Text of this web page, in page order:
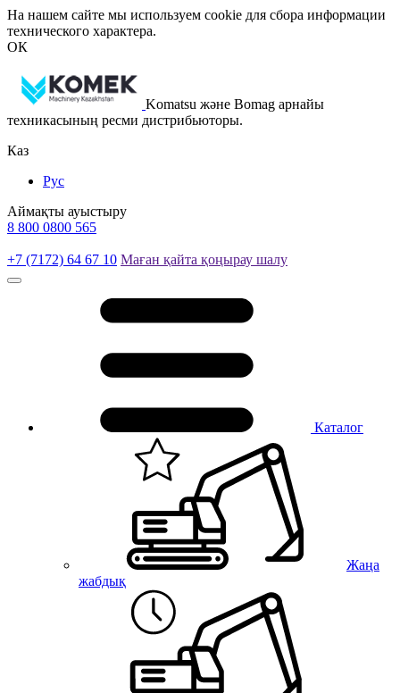
На нашем сайте мы используем cookie для сбора информации
технического характера.
ОК
Komatsu және Bomag арнайы
техникасының ресми дистрибьюторы.
Каз
Рус
Аймақты ауыстыру
8 800 0800 565
+7 (7172) 64 67 10 Маған қайта қоңырау шалу
Каталог
Жаңа
жабдық